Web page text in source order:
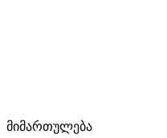
მიმართულება